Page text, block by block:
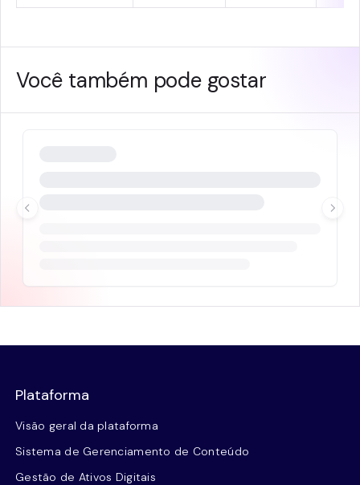
Você também pode gostar
Plataforma
Visão geral da plataforma
Sistema de Gerenciamento de Conteúdo
Gestão de Ativos Digitais